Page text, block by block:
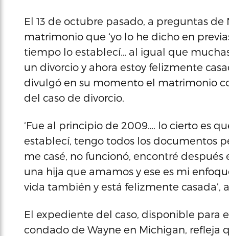
El 13 de octubre pasado, a preguntas
matrimonio que ‘yo lo he dicho en
tiempo lo establecí… al igual que
un divorcio y ahora estoy felizmente
divulgó en su momento el matrimonio
del caso de divorcio.
‘Fue al principio de 2009…. lo cierto es
establecí, tengo todos los documentos
me casé, no funcionó, encontré
una hija que amamos y ese es mi
vida también y está felizmente casada’,
El expediente del caso, disponible para
condado de Wayne en Michigan, refleja